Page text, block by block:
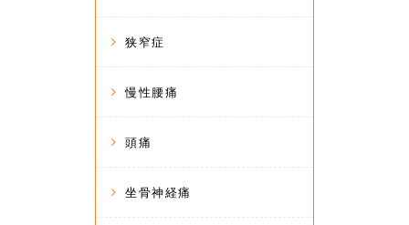
狭窄症
慢性腰痛
頭痛
坐骨神経痛